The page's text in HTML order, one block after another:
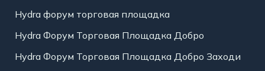
Hydra форум торговая площадка
Hydra Форум Торговая Площадка Добро
Hydra Форум Торговая Площадка Добро Заходи